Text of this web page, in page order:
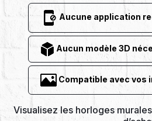
Aucune application
Aucun modèle 3D
Compatible avec vos
Visualisez les horloges